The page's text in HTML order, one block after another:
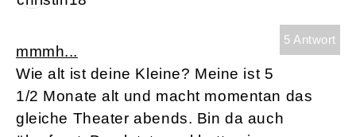
5 Antwort
mmmh...
Wie alt ist deine Kleine? Meine ist 5
1/2 Monate alt und macht momentan das
gleiche Theater abends. Bin da auch